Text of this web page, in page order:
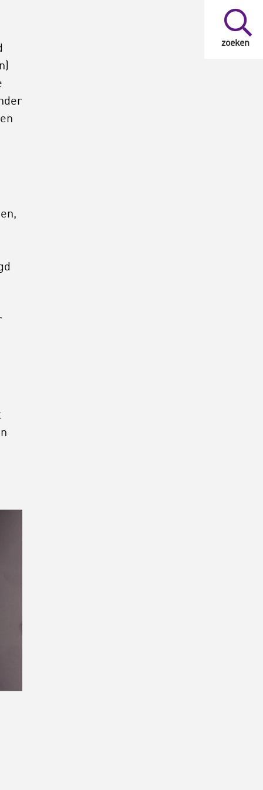
zoeken